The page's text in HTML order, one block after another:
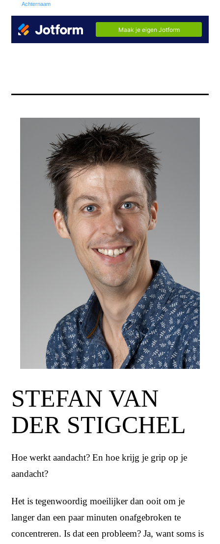
STEFAN VAN
DER STIGCHEL
Hoe werkt aandacht? En hoe krijg je grip op je
aandacht?
Het is tegenwoordig moeilijker dan ooit om je
langer dan een paar minuten onafgebroken te
concentreren. Is dat een probleem? Ja, want soms is